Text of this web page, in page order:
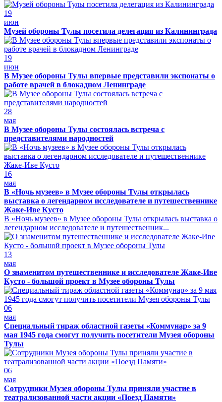
19
июн
Музей обороны Тулы посетила делегация из Калининграда
19
июн
В Музее обороны Тулы впервые представили экспонаты о
работе врачей в блокадном Ленинграде
28
мая
В Музее обороны Тулы состоялась встреча с
представителями народностей
16
мая
В «Ночь музеев» в Музее обороны Тулы открылась
выставка о легендарном исследователе и путешественнике
Жаке-Иве Кусто
В «Ночь музеев» в Музее обороны Тулы открылась выставка о
легендарном исследователе и путешественник...
13
мая
О знаменитом путешественнике и исследователе Жаке-Иве
Кусто - большой проект в Музее обороны Тулы
06
мая
Специальный тираж областной газеты «Коммунар» за 9
мая 1945 года смогут получить посетители Музея обороны
Тулы
06
мая
Сотрудники Музея обороны Тулы приняли участие в
театрализованной части акции «Поезд Памяти»